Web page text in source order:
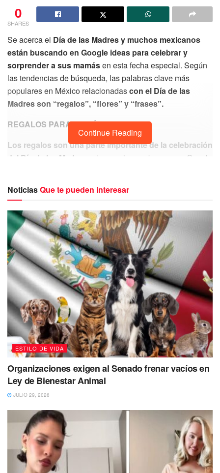
0
SHARES
Se acerca el Día de las Madres y muchos mexicanos
están buscando en Google ideas para celebrar y
sorprender a sus mamásen esta fecha especial. Según
las tendencias de búsqueda, las palabras clave más
populares en México relacionadascon el Día de las
Madres son “regalos”, “flores” y “frases”.
REGALOS PARA MAMÁ
Los regalos son una parte importante de la celebración
del Día de las Madres,
y los mexicanos buscan en Google
dispositivos electrónicos y productos de belleza, hay
una amplia variedad de opciones para elegir.
Joyería personalizada
La joyería personalizada es una opción popular para
Continue Reading
NoticiasQue te pueden interesar
ESTILO DE VIDA
Organizaciones exigen al Senado frenar vacíos en
Ley de Bienestar Animal
JULIO 29, 2026